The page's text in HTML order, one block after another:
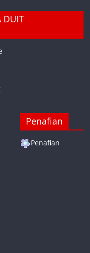
DUIT
Penafian
Penafian